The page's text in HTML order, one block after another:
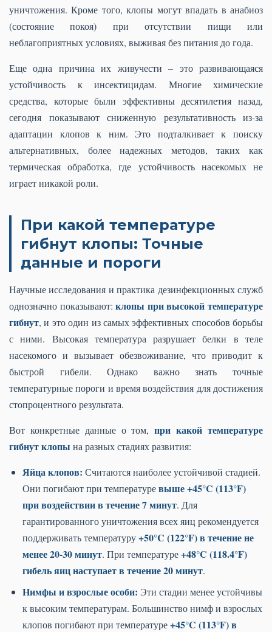
уничтожения. Кроме того, клопы могут впадать в анабиоз
(состояние покоя) при отсутствии пищи или
неблагоприятных условиях, выживая без питания до года.
Еще одна причина их живучести – это развивающаяся
устойчивость к инсектицидам. Многие химические
средства, которые были эффективны десятилетия назад,
сегодня показывают сниженную результативность из-за
адаптации клопов к ним. Это подталкивает к поиску
альтернативных, более надежных методов, таких как
термическая обработка, где устойчивость насекомых не
играет никакой роли.
При какой температуре
гибнут клопы: Точные
данные и пороги
Научные исследования и практика дезинфекционных служб
однозначно показывают:клопы при высокой температуре
гибнут, и это один из самых эффективных способов борьбы
с ними. Высокая температура разрушает белки в теле
насекомого и вызывает обезвоживание, что приводит к
быстрой гибели. Однако важно знать точные
температурные пороги и время воздействия для достижения
стопроцентного результата.
Вот конкретные данные о том,при какой температуре
гибнут клопы на разных стадиях развития:
Яйца клопов: Считаются наиболее устойчивой стадией.
Они погибают при температуревыше +45°C (113°F)
при воздействии в течение 7 минут. Для
гарантированного уничтожения всех яиц рекомендуется
поддерживать температуру+50°C (122°F) в течение не
менее 20-30 минут. При температуре+48°C (118.4°F)
гибель яиц наступает в течение 20 минут.
Нимфы и взрослые особи: Эти стадии менее устойчивы
к высоким температурам. Большинство нимф и взрослых
клопов погибают при температуре+45°C (113°F) в